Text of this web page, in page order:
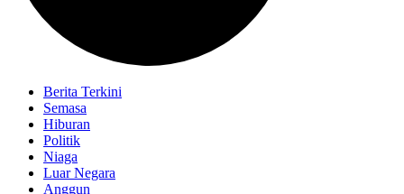
Berita Terkini
Semasa
Hiburan
Politik
Niaga
Luar Negara
Anggun